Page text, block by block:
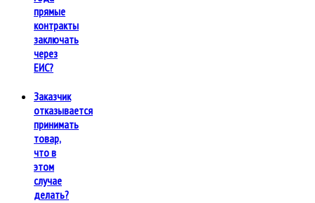
прямые
контракты
заключать
через
ЕИС?
Заказчик
отказывается
принимать
товар,
что в
этом
случае
делать?